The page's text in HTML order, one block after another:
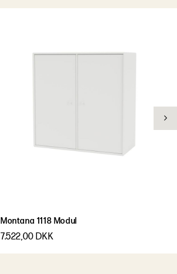
Montana 1118 Modul
7.522,00 DKK